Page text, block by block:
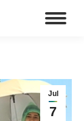
Jul
7